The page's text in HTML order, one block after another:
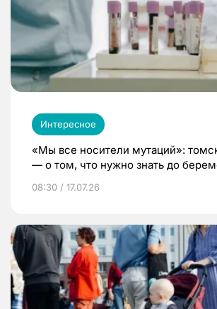
Интересное
«Мы все носители мутаций»:
— о том, что нужно знать до
08:30 / 17.07.26